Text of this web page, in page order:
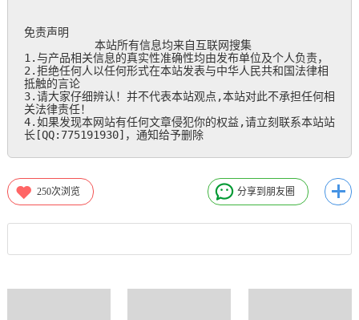
免责声明
本站所有信息均来自互联网搜集
1.与产品相关信息的真实性准确性均由发布单位及个人负责，
2.拒绝任何人以任何形式在本站发表与中华人民共和国法律相
抵触的言论
3.请大家仔细辨认！并不代表本站观点,本站对此不承担任何相
关法律责任！
4.如果发现本网站有任何文章侵犯你的权益,请立刻联系本站站
长[QQ:775191930]，通知给予删除
250次浏览 分享到朋友圈